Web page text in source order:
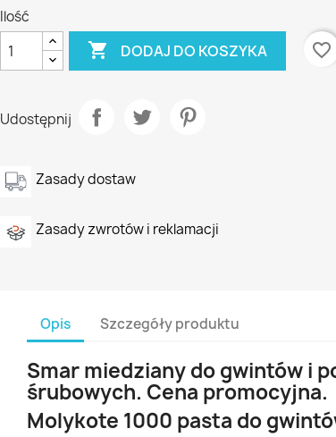
Ilość
 DODAJ DO KOSZYKA favorite_border
Udostępnij
Zasady dostaw
Zasady zwrotów i reklamacji
Opis Szczegóły produktu
Smar miedziany do gwintów i
śrubowych. Cena promocyjna.
Molykote 1000 pasta do